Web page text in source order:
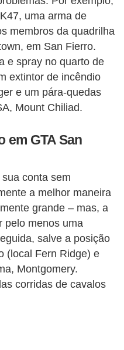
uma arma de
membros da quadrilha
em San Fierro.
e spray no quarto de
extintor de incêndio
e um pára-quedas
Mount Chiliad.
em GTA San
conta sem
a melhor maneira
grande – mas, a
pelo menos uma
salve a posição
(local Fern Ridge) e
Montgomery.
corridas de cavalos